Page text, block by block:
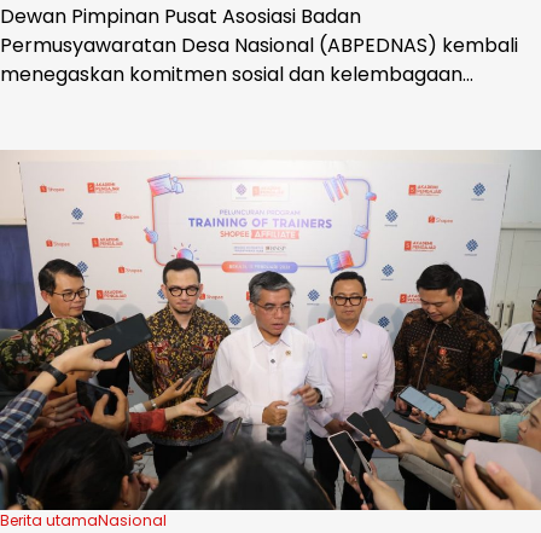
Dewan Pimpinan Pusat Asosiasi Badan
Permusyawaratan Desa Nasional (ABPEDNAS) kembali
menegaskan komitmen sosial dan kelembagaan…
Berita utamaNasional